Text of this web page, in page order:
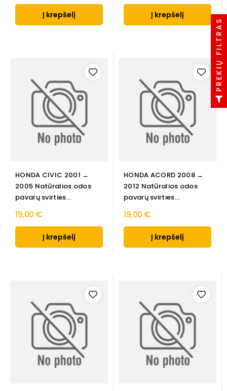
Į krepšelį Į krepšelį
HONDA CIVIC 2001 →
2005 Natūralios odos
pavarų svirties...
19,00 €
Į krepšelį
HONDA ACORD 2008 →
2012 Natūralios odos
pavarų svirties...
19,00 €
Į krepšelį
PREKIŲ FILTRAS